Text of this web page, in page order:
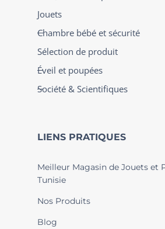
Jouets
Chambre bébé et sécurité
Sélection de produit
Éveil et poupées
Société & Scientifiques
LIENS PRATIQUES
Meilleur Magasin de Jouets et
Tunisie
Nos Produits
Blog